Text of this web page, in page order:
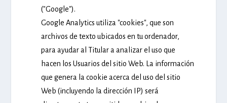
("Google").
Google Analytics utiliza "cookies", que son
archivos de texto ubicados en tu ordenador,
para ayudar al Titular a analizar el uso que
hacen los Usuarios del sitio Web. La información
que genera la cookie acerca del uso del sitio
Web (incluyendo la dirección IP) será